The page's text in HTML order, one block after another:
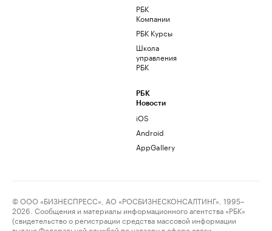
РБК
Компании
РБК Курсы
Школа
управления
РБК
РБК
Новости
iOS
Android
AppGallery
© ООО «БИЗНЕСПРЕСС», АО «РОСБИЗНЕСКОНСАЛТИНГ», 1995–
2026. Сообщения и материалы информационного агентства «РБК»
(свидетельство о регистрации средства массовой информации